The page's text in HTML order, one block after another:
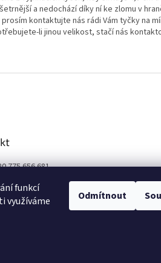
funkcí
využíváme
Odmítnout
a nedochází díky ní ke zlomu v
kontaktujte nás rádi Vám tyčky na
li jinou velikost, stačí nás
775 656 681
606 050 462